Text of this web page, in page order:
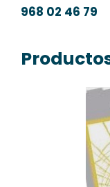
968 02 46 79